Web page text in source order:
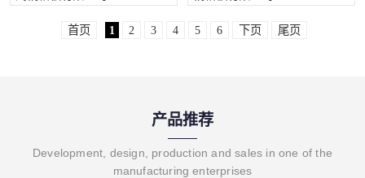
首页 1 2 3 4 5 6 下页 尾页
产品推荐
Development, design, production and sales in one of the
manufacturing enterprises